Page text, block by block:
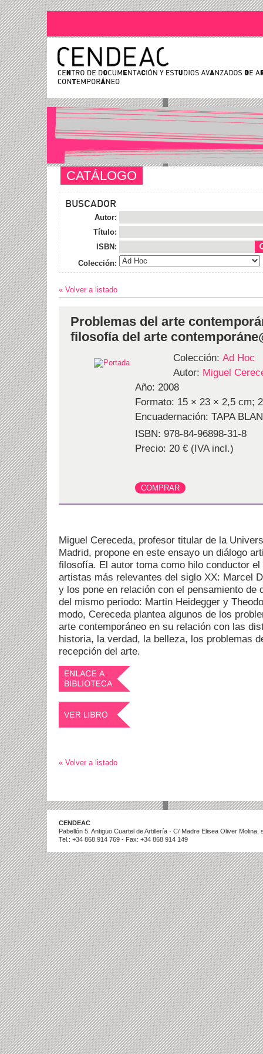
CATÁLOGO
BUSCADOR
Autor:
Título:
ISBN:
Colección:
« Volver a listado
Problemas del arte
filosofía del arte
Colección: Ad Hoc
Autor: Miguel
Año: 2008
Formato: 15 × 23 × 2,5 cm;
Encuadernación: TAPA
ISBN: 978-84-96898-31-8
Precio: 20 € (IVA incl.)
Miguel Cereceda, profesor titular de la
Madrid, propone en este ensayo un diálogo
filosofía. El autor toma como hilo conductor
artistas más relevantes del siglo XX: Marcel
y los pone en relación con el pensamiento de
del mismo periodo: Martin Heidegger y
modo, Cereceda plantea algunos de los
arte contemporáneo en su relación con las
historia, la verdad, la belleza, los problemas
recepción del arte.
« Volver a listado
CENDEAC
Pabellón 5. Antiguo Cuartel de Artillería · C/ Madre Elisea Oliver
Tel.: +34 868 914 769 - Fax: +34 868 914 149